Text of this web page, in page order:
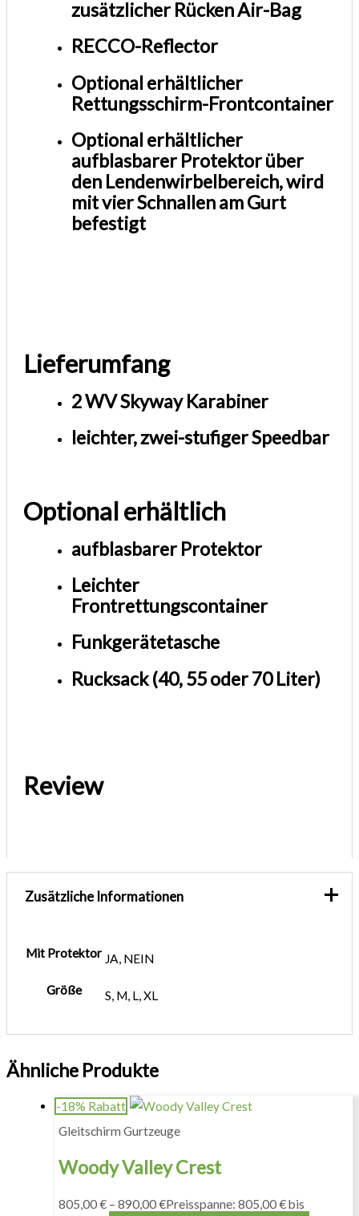
zusätzlicher Rücken Air-Bag
RECCO-Reflector
Optional erhältlicher
Rettungsschirm-Frontcontainer
Optional erhältlicher
aufblasbarer Protektor über
den Lendenwirbelbereich, wird
mit vier Schnallen am Gurt
befestigt
Lieferumfang
2 WV Skyway Karabiner
leichter, zwei-stufiger Speedbar
Optional erhältlich
aufblasbarer Protektor
Leichter
Frontrettungscontainer
Funkgerätetasche
Rucksack (40, 55 oder 70 Liter)
Review
Zusätzliche Informationen
Mit Protektor JA, NEIN
Größe S, M, L, XL
Ähnliche Produkte
-18% Rabatt
Gleitschirm Gurtzeuge
Woody Valley Crest
805,00€ – 890,00€Preisspanne: 805,00 € bis